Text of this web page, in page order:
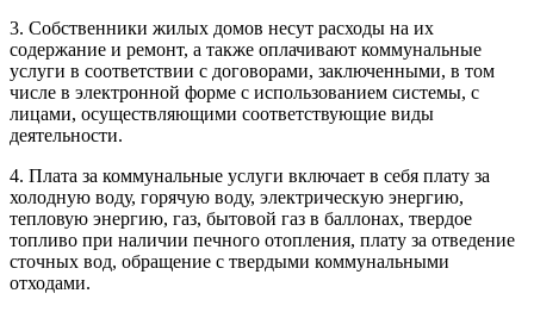
3. Собственники жилых домов несут расходы на их
содержание и ремонт, а также оплачивают коммунальные
услуги в соответствии с договорами, заключенными, в том
числе в электронной форме с использованием системы, с
лицами, осуществляющими соответствующие виды
деятельности.
4. Плата за коммунальные услуги включает в себя плату за
холодную воду, горячую воду, электрическую энергию,
тепловую энергию, газ, бытовой газ в баллонах, твердое
топливо при наличии печного отопления, плату за отведение
сточных вод, обращение с твердыми коммунальными
отходами.